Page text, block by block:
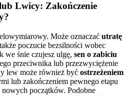
Lwicy: Zakończenie
Może oznaczać utratę
poczucie bezsilności wobec
we śnie czujesz ulgę, sen o zabiciu
przeciwnika lub przezwyciężenie
lew może również być ostrzeżeniem
lub zakończeniem pewnego etapu
początków. Podobne